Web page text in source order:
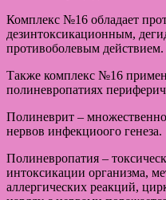
Комплекс №16 обладает
дезинтоксикационным,
противоболевым действием.
Также комплекс №16
полиневропатиях
Полиневрит –
нервов инфекциоого генеза.
Полиневропатия –
интоксикации организма,
аллергических реакций,